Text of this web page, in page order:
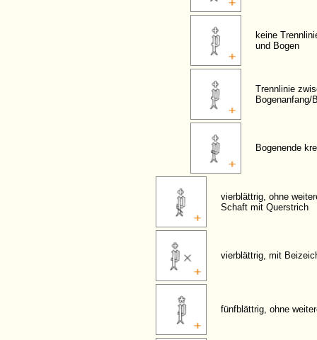
keine
und Bogen
Trennlinie
Bogenanfang/
Bogenende
vierblättrig, ohne
Schaft mit Querstrich
vierblättrig, mit
fünfblättrig, ohne